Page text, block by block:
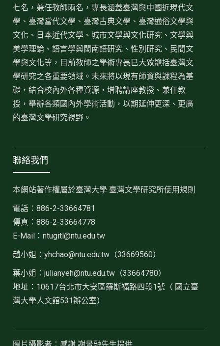
七名，兼任教師兩名，專長涵蓋臺灣與中國近現代文
學、臺灣當代文學、臺灣古典文學、臺灣通俗文學與
文化、日本近代文學、城市文學與文化研究、文學與
美學理論、語言學與閩南語研究、性別研究、民間文
學與文化等，目前教師之學術專長已大致籠括臺灣文
學研究之各重要領域。未來將以現有師資與課程為基
礎，結合校內外各種資源，增聘講座教授、兼任教
授，舉辦各類國內外學術活動，以期延伸更深、更廣
的臺灣文學研究視野。
聯絡我們
本網站著作權屬於臺灣大學 臺灣文學研究所使用規則
電話：886-2-33664781
傳真：886-2-33664778
E-Mail：ntugitl@ntu.edu.tw
趙小姐：yhchao@ntu.edu.tw（33669560）
葉小姐：julianyeh@ntu.edu.tw（33664780）
地址：10617台北市大安區羅斯福路四段1號（ 國立臺
灣大學人文館531辦公室）